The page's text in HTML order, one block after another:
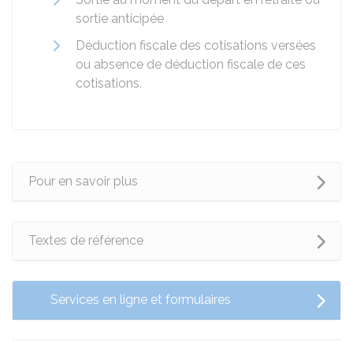
sortie anticipée
Déduction fiscale des cotisations versées
ou absence de déduction fiscale de ces
cotisations.
Pour en savoir plus
Textes de référence
Services en ligne et formulaires